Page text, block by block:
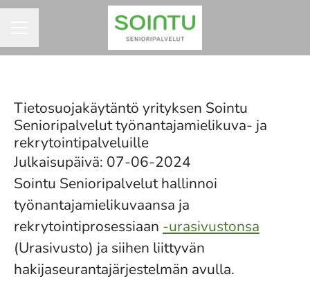
Tietosuojakäytäntö yrityksen Sointu
Senioripalvelut työnantajamielikuva- ja
rekrytointipalveluille
Julkaisupäivä: 07-06-2024
Sointu Senioripalvelut hallinnoi
työnantajamielikuvaansa ja
rekrytointiprosessiaan -urasivustonsa
(Urasivusto) ja siihen liittyvän
hakijaseurantajärjestelmän avulla.